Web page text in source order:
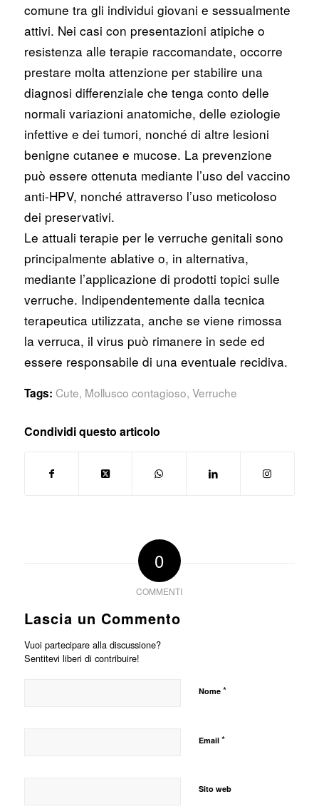
comune tra gli individui giovani e sessualmente
attivi. Nei casi con presentazioni atipiche o
resistenza alle terapie raccomandate, occorre
prestare molta attenzione per stabilire una
diagnosi differenziale che tenga conto delle
normali variazioni anatomiche, delle eziologie
infettive e dei tumori, nonché di altre lesioni
benigne cutanee e mucose. La prevenzione
può essere ottenuta mediante l’uso del vaccino
anti-HPV, nonché attraverso l’uso meticoloso
dei preservativi.
Le attuali terapie per le verruche genitali sono
principalmente ablative o, in alternativa,
mediante l’applicazione di prodotti topici sulle
verruche. Indipendentemente dalla tecnica
terapeutica utilizzata, anche se viene rimossa
la verruca, il virus può rimanere in sede ed
essere responsabile di una eventuale recidiva.
Tags: Cute, Mollusco contagioso, Verruche
Condividi questo articolo
0
COMMENTI
Lascia un Commento
Vuoi partecipare alla discussione?
Sentitevi liberi di contribuire!
Nome *
Email *
Sito web